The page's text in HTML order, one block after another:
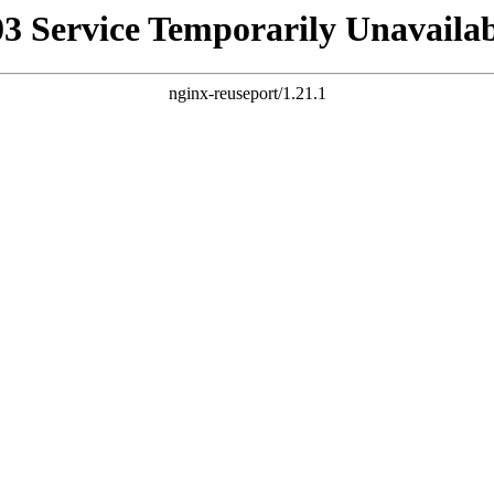
Service Temporarily
nginx-reuseport/1.21.1